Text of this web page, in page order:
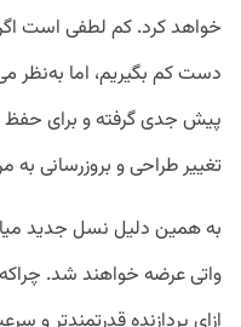
خواهد کرد. کم لطفی است
دست کم بگیریم، اما به‌نظر
پیش جدی گرفته و برای حفظ
تغییر طراحی و بروزرسانی به
واتی عرضه خواهند شد.